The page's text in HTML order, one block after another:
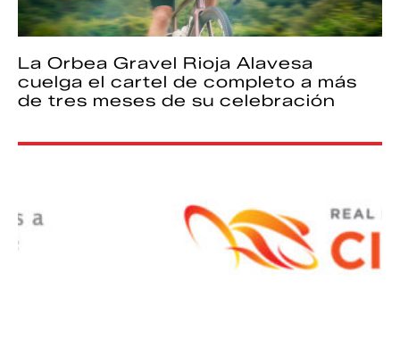
La Orbea Gravel Rioja Alavesa
cuelga el cartel de completo a más
de tres meses de su celebración